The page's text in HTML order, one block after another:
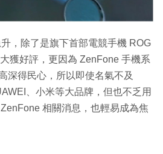
，除了是旗下首部電競手機 ROG
獲好評，更因為 ZenFone 手機系
深得民心，所以即使名氣不及
、小米等大品牌，但也不乏用
相關消息，也輕易成為焦